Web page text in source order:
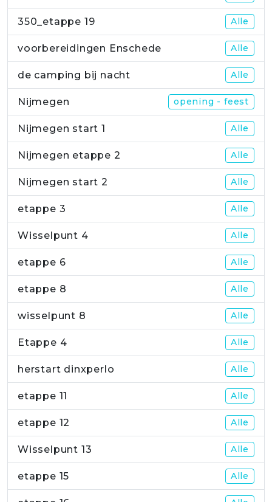
350_etappe 19 Alle
voorbereidingen Enschede Alle
de camping bij nacht Alle
Nijmegen opening - feest
Nijmegen start 1 Alle
Nijmegen etappe 2 Alle
Nijmegen start 2 Alle
etappe 3 Alle
Wisselpunt 4 Alle
etappe 6 Alle
etappe 8 Alle
wisselpunt 8 Alle
Etappe 4 Alle
herstart dinxperlo Alle
etappe 11 Alle
etappe 12 Alle
Wisselpunt 13 Alle
etappe 15 Alle